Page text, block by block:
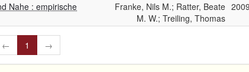
Nahe : empirische
Franke, Nils M.; Ratter, Beate
M. W.; Treiling, Thomas
2009
← 1 →